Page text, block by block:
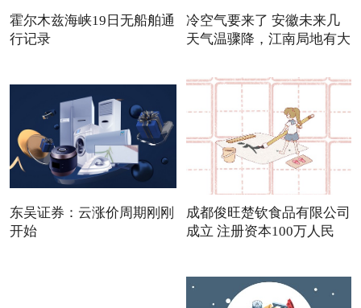
霍尔木兹海峡19日无船舶通
行记录
冷空气要来了 安徽未来几
天气温骤降，江南局地有大
东吴证券：云涨价周期刚刚
开始
成都俊旺楚钦食品有限公司
成立 注册资本100万人民